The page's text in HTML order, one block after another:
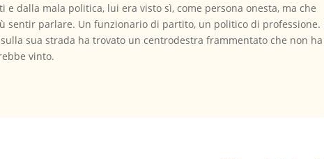
dalla mala politica, lui era visto sì, come persona onesta, ma che
sentir parlare. Un funzionario di partito, un politico di professione.
sua strada ha trovato un centrodestra frammentato che non ha
vinto.